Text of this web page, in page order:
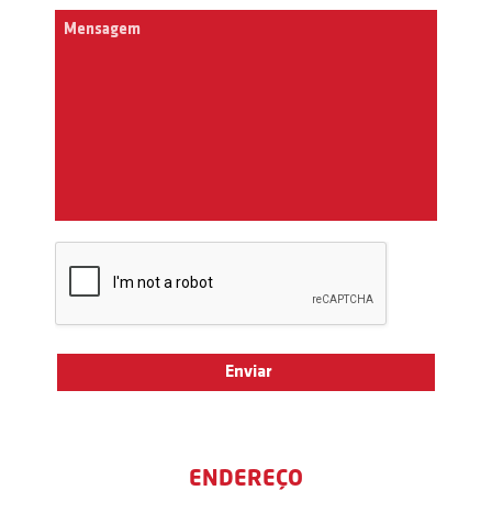
ENDEREÇO